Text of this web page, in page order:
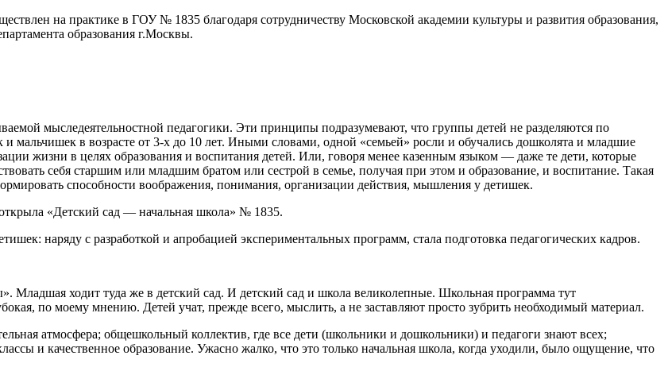
на практике в ГОУ № 1835 благодаря сотрудничеству Московской академии культуры и развития образования,
образования г.Москвы.
мыследеятельностной педагогики. Эти принципы подразумевают, что группы детей не разделяются по
мальчишек в возрасте от 3-х до 10 лет. Иными словами, одной «семьей» росли и обучались дошколята и младшие
жизни в целях образования и воспитания детей. Или, говоря менее казенным языком — даже те дети, которые
себя старшим или младшим братом или сестрой в семье, получая при этом и образование, и воспитание. Такая
способности воображения, понимания, организации действия, мышления у детишек.
«Детский сад — начальная школа» № 1835.
наряду с разработкой и апробацией экспериментальных программ, стала подготовка педагогических кадров.
Младшая ходит туда же в детский сад. И детский сад и школа великолепные. Школьная программа тут
по моему мнению. Детей учат, прежде всего, мыслить, а не заставляют просто зубрить необходимый материал.
атмосфера; общешкольный коллектив, где все дети (школьники и дошкольники) и педагоги знают всех;
и качественное образование. Ужасно жалко, что это только начальная школа, когда уходили, было ощущение, что